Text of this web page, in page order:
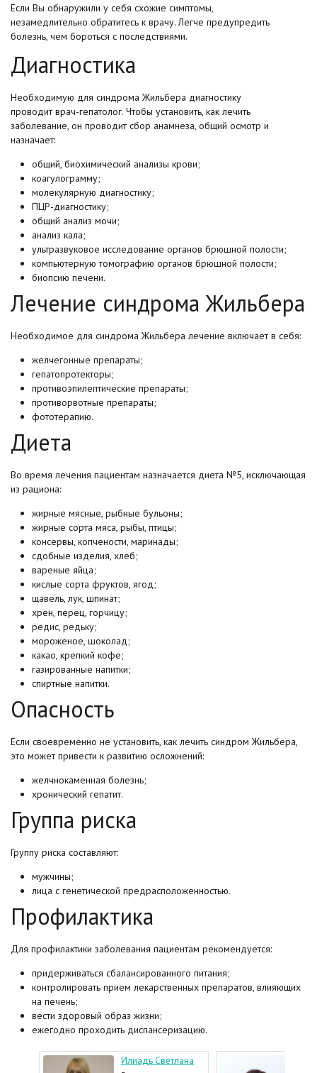
Если Вы обнаружили у себя схожие симптомы,
незамедлительно обратитесь к врачу. Легче предупредить
болезнь, чем бороться с последствиями.
Диагностика
Необходимую для синдрома Жильбера диагностику
проводитврач-гепатолог. Чтобы установить, как лечить
заболевание, он проводит сбор анамнеза, общий осмотр и
назначает:
общий, биохимический анализы крови;
коагулограмму;
молекулярную диагностику;
ПЦР-диагностику;
общий анализ мочи;
анализ кала;
ультразвуковое исследование органов брюшной полости;
компьютерную томографию органов брюшной полости;
биопсию печени.
Лечение синдрома Жильбера
Необходимое для синдрома Жильбера лечение включает в себя:
желчегонные препараты;
гепатопротекторы;
противоэпилептические препараты;
противорвотные препараты;
фототерапию.
Диета
Во время лечения пациентам назначается диета №5, исключающая
из рациона:
жирные мясные, рыбные бульоны;
жирные сорта мяса, рыбы, птицы;
консервы, копчености, маринады;
сдобные изделия, хлеб;
вареные яйца;
кислые сорта фруктов, ягод;
щавель, лук, шпинат;
хрен, перец, горчицу;
редис, редьку;
мороженое, шоколад;
какао, крепкий кофе;
газированные напитки;
спиртные напитки.
Опасность
Если своевременно не установить, как лечить синдром Жильбера,
это может привести к развитию осложнений:
желчнокаменная болезнь;
хронический гепатит.
Группа риска
Группу риска составляют:
мужчины;
лица с генетической предрасположенностью.
Профилактика
Для профилактики заболевания пациентам рекомендуется:
придерживаться сбалансированного питания;
контролировать прием лекарственных препаратов, влияющих
на печень;
вести здоровый образ жизни;
ежегодно проходить диспансеризацию.
Илиадь Светлана